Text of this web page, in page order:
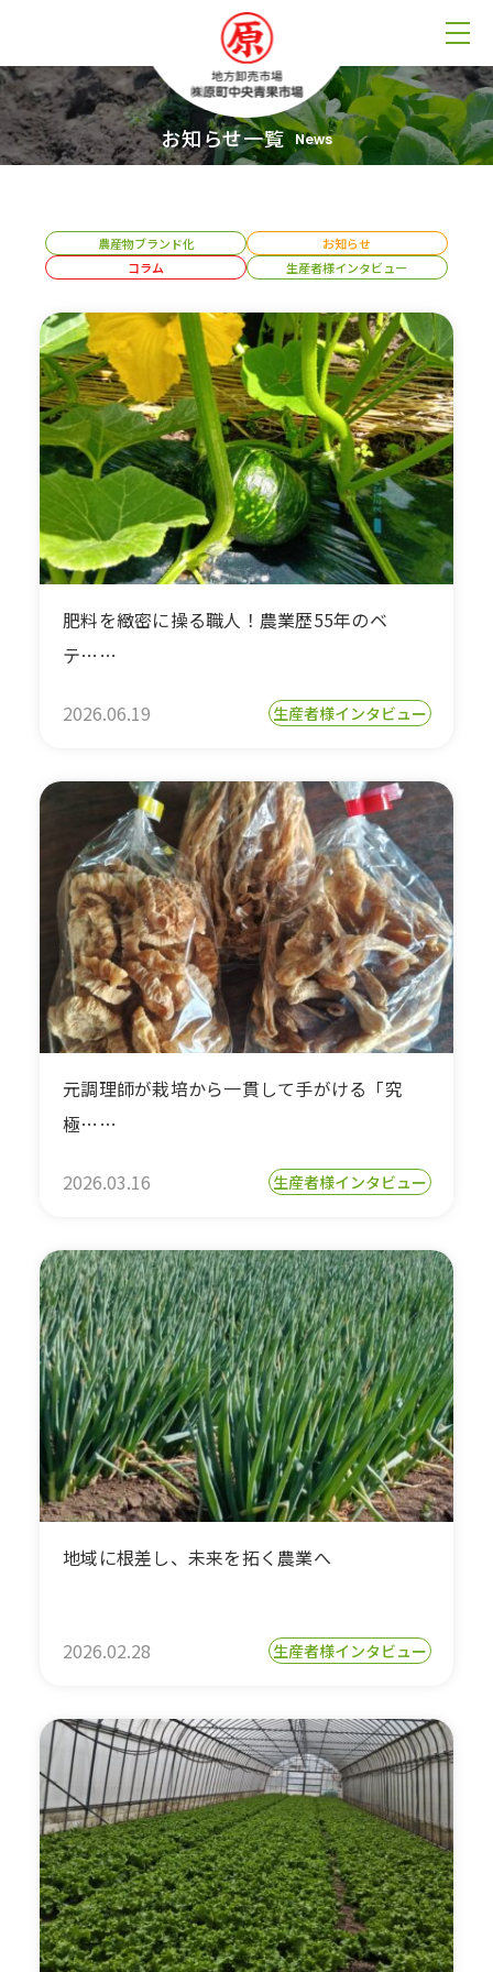
お知らせ一覧 News
農産物ブランド化
お知らせ
コラム
生産者様インタビュー
肥料を緻密に操る職人！農業歴55年のベ
テ……
2026.06.19 生産者様インタビュー
元調理師が栽培から一貫して手がける「究
極……
2026.03.16 生産者様インタビュー
地域に根差し、未来を拓く農業へ
2026.02.28 生産者様インタビュー